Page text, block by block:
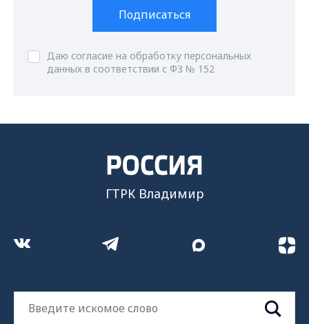
Подписаться
Даю согласие на обработку персональных
данных в соответствии с ФЗ № 152
ГТРК Владимир